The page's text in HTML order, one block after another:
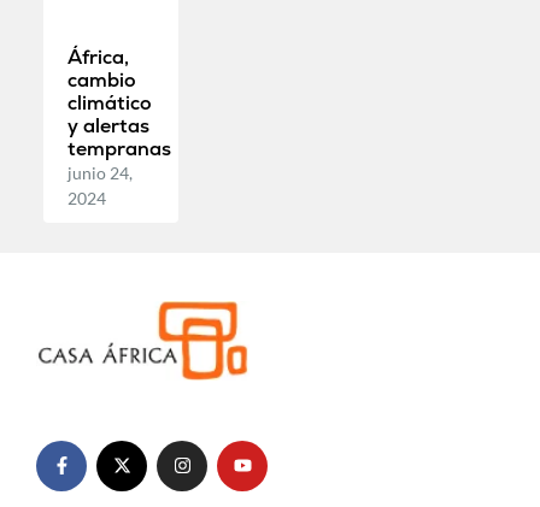
África,
cambio
climático
y alertas
tempranas
junio 24,
2024